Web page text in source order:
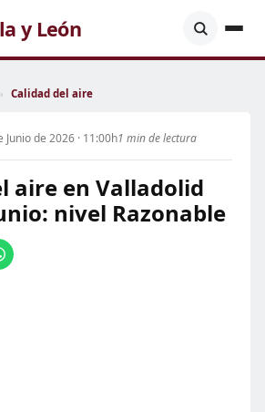
y León
› Calidad del aire
Junio de 2026 · 11:00h1 min de lectura
aire en Valladolid
nivel Razonable